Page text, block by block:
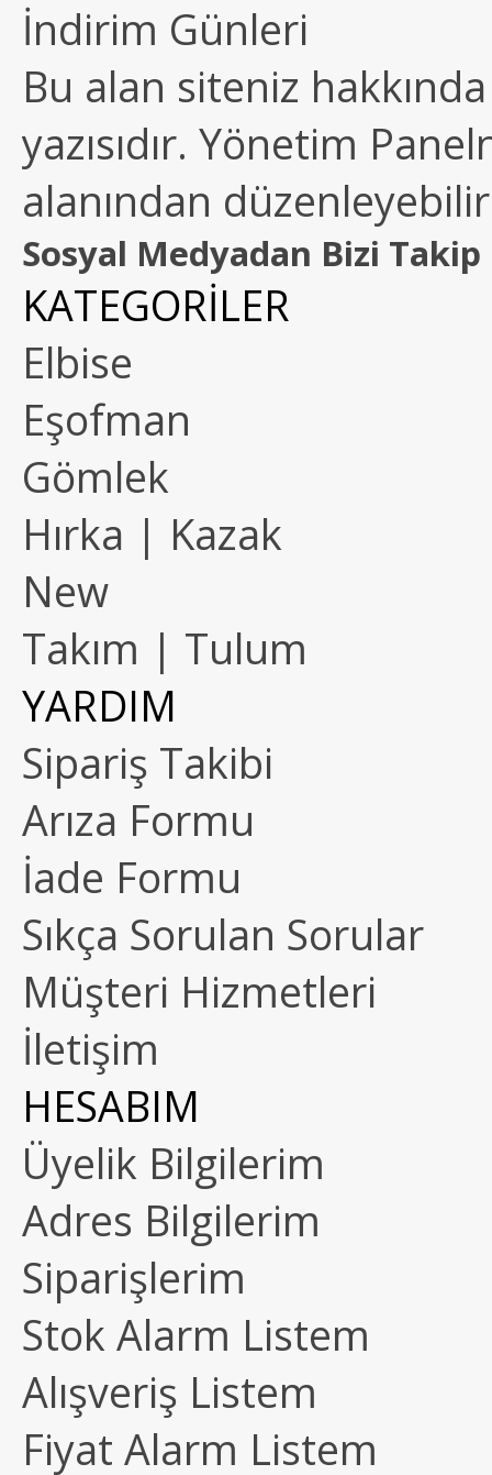
İndirim Günleri
Bu alan siteniz
yazısıdır. Yönetim
alanından
Sosyal Medyadan Bizi Takip
KATEGORİLER
Elbise
Eşofman
Gömlek
Hırka | Kazak
New
Takım | Tulum
YARDIM
Sipariş Takibi
Arıza Formu
İade Formu
Sıkça Sorulan Sorular
Müşteri Hizmetleri
İletişim
HESABIM
Üyelik Bilgilerim
Adres Bilgilerim
Siparişlerim
Stok Alarm Listem
Alışveriş Listem
Fiyat Alarm Listem